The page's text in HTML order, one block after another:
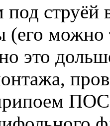
струёй
(его можно
это